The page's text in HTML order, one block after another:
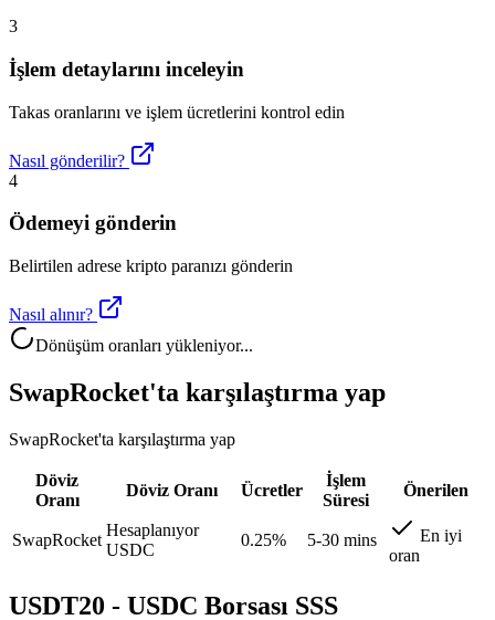
3
İşlem detaylarını inceleyin
Takas oranlarını ve işlem ücretlerini kontrol edin
Nasıl gönderilir?
4
Ödemeyi gönderin
Belirtilen adrese kripto paranızı gönderin
Nasıl alınır?
Dönüşüm oranları yükleniyor...
SwapRocket'ta karşılaştırma yap
SwapRocket'ta karşılaştırma yap
Döviz
Oranı
Döviz Oranı Ücretler
İşlem
Süresi
Önerilen
SwapRocket
Hesaplanıyor
USDC
0.25% 5-30 mins
En iyi
oran
USDT20 - USDC Borsası SSS